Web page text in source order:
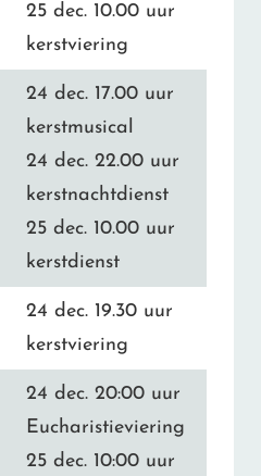
25 dec. 10.00 uur
kerstviering
24 dec. 17.00 uur
kerstmusical
24 dec. 22.00 uur
kerstnachtdienst
25 dec. 10.00 uur
kerstdienst
24 dec. 19.30 uur
kerstviering
24 dec. 20:00 uur
Eucharistieviering
25 dec. 10:00 uur